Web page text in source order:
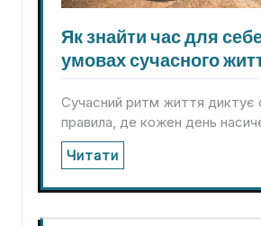
Як знайти час для
умовах сучасного
Сучасний ритм життя диктує
правила, де кожен день
Читати